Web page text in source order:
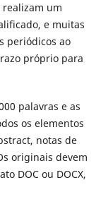
um
e muitas
periódicos ao
próprio para
palavras e as
os elementos
notas de
originais devem
DOC ou DOCX,